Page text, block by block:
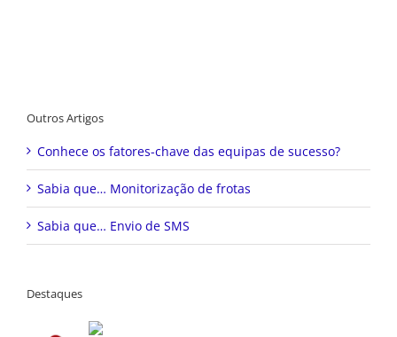
Outros Artigos
Conhece os fatores-chave das equipas de sucesso?
Sabia que… Monitorização de frotas
Sabia que… Envio de SMS
Destaques